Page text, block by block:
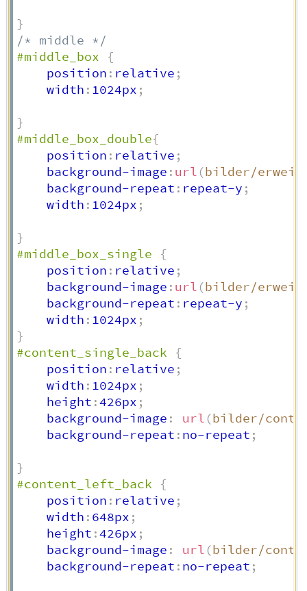
}
/* middle */
#middle_box
{
    position
: relative ;
    width
: 1024px ;
}
#middle_box_double{
    position
: relative ;
    background-image
: url (bilder/
    background-repeat
: repeat-y ;
    width
: 1024px ;
}
#middle_box_single
{
    position
: relative ;
    background-image
: url (bilder/
    background-repeat
: repeat-y ;
    width
: 1024px ;
}
#content_single_back
{
    position
: relative ;
    width
: 1024px ;
    height
:426px ;
    background-image
: url (bilder/
    background-repeat
: no-repeat ;
}
#content_left_back
{
    position
: relative ;
    width
: 648px ;
    height
:426px ;
    background-image
: url (bilder/
    background-repeat
: no-repeat ;